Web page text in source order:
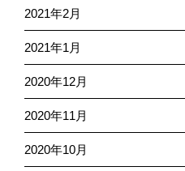
2021年2月
2021年1月
2020年12月
2020年11月
2020年10月